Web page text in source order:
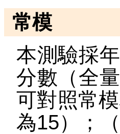
常模
本測驗採
分數（全
可對照常
為15）；